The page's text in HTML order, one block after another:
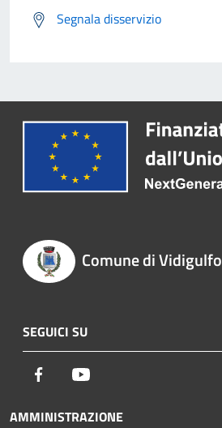
Segnala disservizio
Comune di Vidigulfo
SEGUICI SU
Facebook
AMMINISTRAZIONE